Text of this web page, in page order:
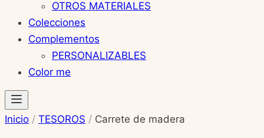
OTROS MATERIALES
Colecciones
Complementos
PERSONALIZABLES
Color me
Inicio / TESOROS / Carrete de madera